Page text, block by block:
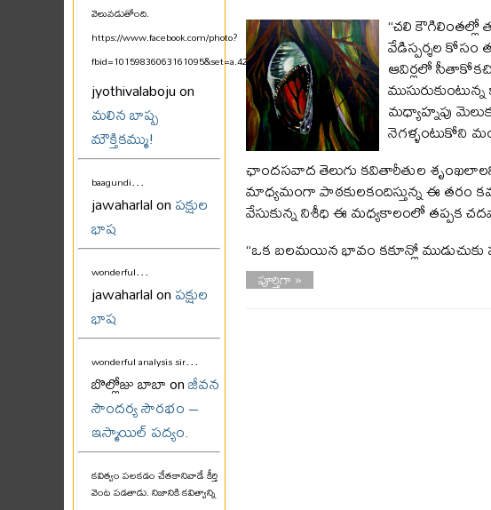
వెలువడుతోంది.
https://www.facebook.com/photo?
fbid=10159836063161095&set=a.425580711094...
jyothivalaboju on
మలిన బాష్ప
మౌక్తికమ్ము!
baagundi...
jawaharlal onపక్షుల
భాష
wonderful...
jawaharlal onపక్షుల
భాష
wonderful analysis sir...
బొల్లోజు బాబా onజీవన
సౌందర్య సౌరభం –
ఇస్మాయిల్ పద్యం.
కవిత్వం పలకడం చేతకానివాడే కీర్తి
వెంట పడతాడు. నిజానికి కవిత్వాన్ని
“చలి కౌగిలింతల్లో
వేడిస్పర్శల కోసం
ఆవిర్లలో
మధ్యాహ్నపు
నెగళ్ళంటుకోని
ఛాందసవాద తెలుగు కవితారీతుల శృంఖలాలని
మాధ్యమంగా పాఠకులకందిస్తున్న ఈ తరం
వేసుకున్న నిశీధి ఈ మధ్యకాలంలో తప్పక
“ఒక బలమయిన భావం కకూన్లో ముడుచుకు
పూర్తిగా »